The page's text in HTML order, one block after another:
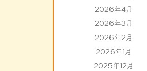
2026年4月
2026年3月
2026年2月
2026年1月
2025年12月